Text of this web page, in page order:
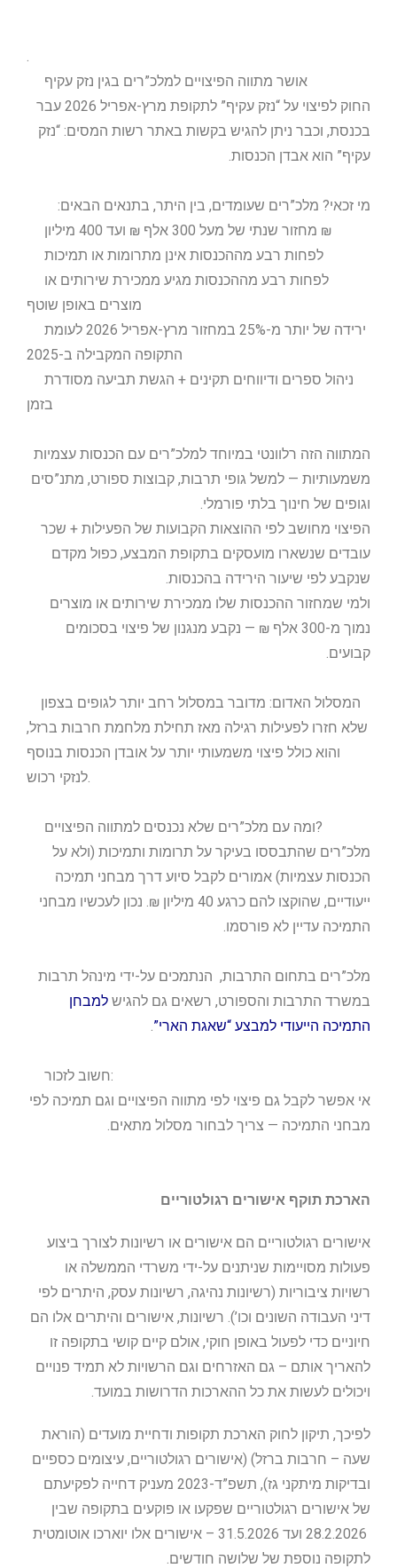
.
אושר מתווה הפיצויים למלכ”רים בגין נזק עקיף
החוק לפיצוי על “נזק עקיף” לתקופת מרץ-אפריל 2026 עבר
בכנסת, וכבר ניתן להגיש בקשות באתר רשות המסים: “נזק
עקיף” הוא אבדן הכנסות.
מי זכאי? מלכ”רים שעומדים, בין היתר, בתנאים הבאים:
מחזור שנתי של מעל 300 אלף ₪ ועד 400 מיליון ₪
לפחות רבע מההכנסות אינן מתרומות או תמיכות
מוצרים באופן שוטף
התקופה המקבילה ב-2025
בזמן
המתווה הזה רלוונטי במיוחד למלכ”רים עם הכנסות עצמיות
משמעותיות — למשל גופי תרבות, קבוצות ספורט, מתנ”סים
וגופים של חינוך בלתי פורמלי.
הפיצוי מחושב לפי ההוצאות הקבועות של הפעילות + שכר
עובדים שנשארו מועסקים בתקופת המבצע, כפול מקדם
שנקבע לפי שיעור הירידה בהכנסות.
ולמי שמחזור ההכנסות שלו ממכירת שירותים או מוצרים
נמוך מ-300 אלף ₪ — נקבע מנגנון של פיצוי בסכומים
קבועים.
המסלול האדום: מדובר במסלול רחב יותר לגופים בצפון
שלא חזרו לפעילות רגילה מאז תחילת מלחמת חרבות ברזל,
והוא כולל פיצוי משמעותי יותר על אובדן הכנסות בנוסף
לנזקי רכוש.
ומה עם מלכ”רים שלא נכנסים למתווה הפיצויים?
מלכ”רים שהתבססו בעיקר על תרומות ותמיכות (ולא על
הכנסות עצמיות) אמורים לקבל סיוע דרך מבחני תמיכה
ייעודיים, שהוקצו להם כרגע 40 מיליון ₪. נכון לעכשיו מבחני
התמיכה עדיין לא פורסמו.
מלכ”רים בתחום התרבות, הנתמכים על-ידי מינהל תרבות
במשרד התרבות והספורט, רשאים גם להגיש למבחן
התמיכה הייעודי למבצע “שאגת הארי”.
חשוב לזכור:
אי אפשר לקבל גם פיצוי לפי מתווה הפיצויים וגם תמיכה לפי
מבחני התמיכה — צריך לבחור מסלול מתאים.
הארכת תוקף אישורים רגולטוריים
אישורים רגולטוריים הם אישורים או רשיונות לצורך ביצוע
פעולות מסויימות שניתנים על-ידי משרדי הממשלה או
רשויות ציבוריות (רשיונות נהיגה, רשיונות עסק, היתרים לפי
דיני העבודה השונים וכו’). רשיונות, אישורים והיתרים אלו הם
חיוניים כדי לפעול באופן חוקי, אולם קיים קושי בתקופה זו
להאריך אותם – גם האזרחים וגם הרשויות לא תמיד פנויים
ויכולים לעשות את כל ההארכות הדרושות במועד.
לפיכך, תיקון לחוק הארכת תקופות ודחיית מועדים (הוראת
שעה – חרבות ברזל) (אישורים רגולטוריים, עיצומים כספיים
ובדיקות מיתקני גז), תשפ”ד-2023 מעניק דחייה לפקיעתם
של אישורים רגולטוריים שפקעו או פוקעים בתקופה שבין
28.2.2026 ועד 31.5.2026 – אישורים אלו יוארכו אוטומטית
לתקופה נוספת של שלושה חודשים.